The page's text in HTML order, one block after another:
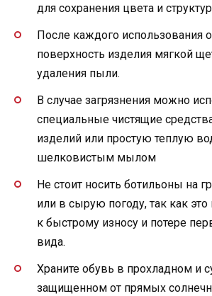
для сохранения цвета и
После каждого использования
поверхность изделия мягкой
удаления пыли.
В случае загрязнения можно
специальные чистящие
изделий или простую теплую
шелковистым мылом
Не стоит носить ботильоны на
или в сырую погоду, так как
к быстрому износу и потере
вида.
Храните обувь в прохладном и
защищенном от прямых